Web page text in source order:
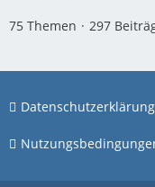
75 Themen 297
Datenschutzerklärung